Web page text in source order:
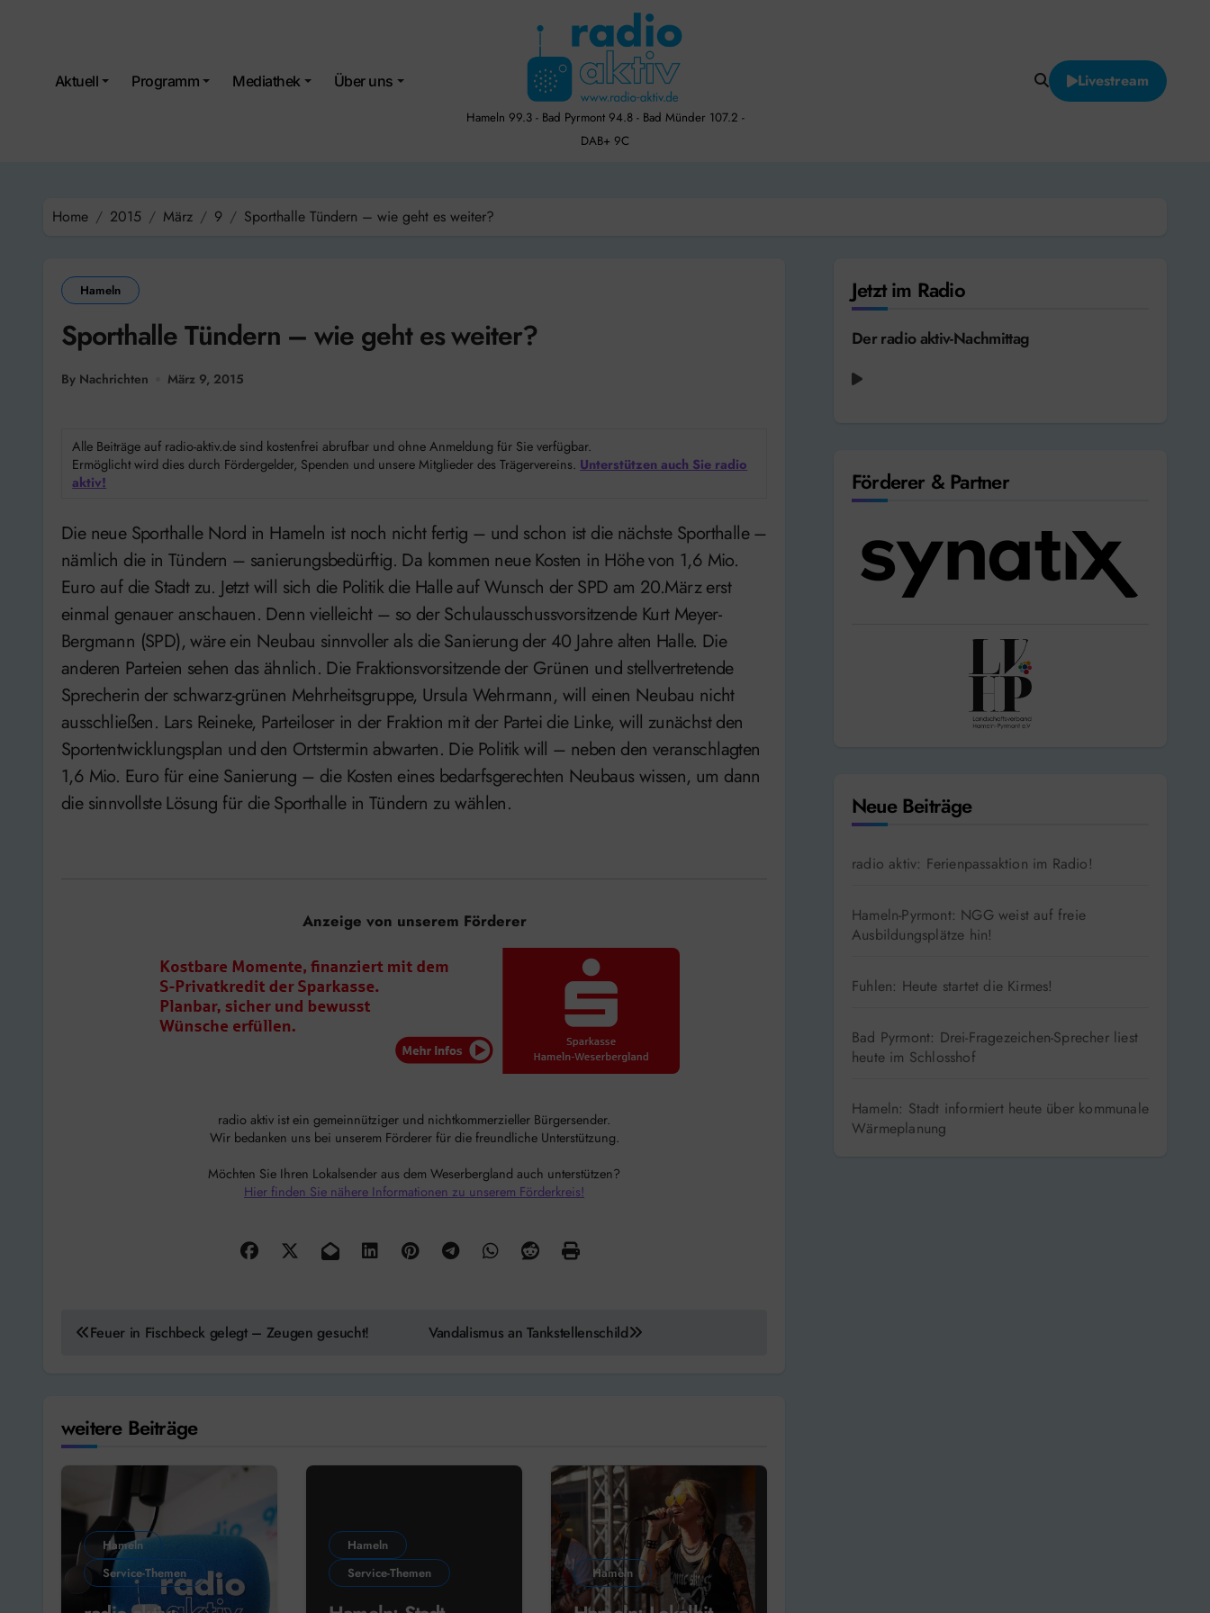
Aktuell Programm Mediathek Über uns
Hameln 99.3 - Bad Pyrmont 94.8 - Bad Münder 107.2 -
DAB+ 9C
Livestream
Home 2015 März 9 Sporthalle Tündern – wie geht es weiter?
Hameln
Sporthalle Tündern – wie geht es weiter?
By Nachrichten März 9, 2015
Alle Beiträge auf radio-aktiv.de sind kostenfrei abrufbar und ohne Anmeldung für Sie verfügbar.
Ermöglicht wird dies durch Fördergelder, Spenden und unsere Mitglieder des Trägervereins. Unterstützen auch Sie radio
aktiv!
Die neue Sporthalle Nord in Hameln ist noch nicht fertig – und schon ist die nächste Sporthalle –
nämlich die in Tündern – sanierungsbedürftig. Da kommen neue Kosten in Höhe von 1,6 Mio.
Euro auf die Stadt zu. Jetzt will sich die Politik die Halle auf Wunsch der SPD am 20.März erst
einmal genauer anschauen. Denn vielleicht – so der Schulausschussvorsitzende Kurt Meyer-
Bergmann (SPD), wäre ein Neubau sinnvoller als die Sanierung der 40 Jahre alten Halle. Die
anderen Parteien sehen das ähnlich. Die Fraktionsvorsitzende der Grünen und stellvertretende
Sprecherin der schwarz-grünen Mehrheitsgruppe, Ursula Wehrmann, will einen Neubau nicht
ausschließen. Lars Reineke, Parteiloser in der Fraktion mit der Partei die Linke, will zunächst den
Sportentwicklungsplan und den Ortstermin abwarten. Die Politik will – neben den veranschlagten
1,6 Mio. Euro für eine Sanierung – die Kosten eines bedarfsgerechten Neubaus wissen, um dann
die sinnvollste Lösung für die Sporthalle in Tündern zu wählen.
Anzeige von unserem Förderer
radio aktiv ist ein gemeinnütziger und nichtkommerzieller Bürgersender.
Wir bedanken uns bei unserem Förderer für die freundliche Unterstützung.
Möchten Sie Ihren Lokalsender aus dem Weserbergland auch unterstützen?
Hier finden Sie nähere Informationen zu unserem Förderkreis!
Beitragsnavigation
Feuer in Fischbeck gelegt – Zeugen gesucht! Vandalismus an Tankstellenschild
weitere Beiträge
Hameln
Service-Themen
Hameln
Service-Themen
Hameln
Jetzt im Radio
Der radio aktiv-Nachmittag
Förderer & Partner
Neue Beiträge
radio aktiv: Ferienpassaktion im Radio!
Hameln-Pyrmont: NGG weist auf freie
Ausbildungsplätze hin!
Fuhlen: Heute startet die Kirmes!
Bad Pyrmont: Drei-Fragezeichen-Sprecher liest
heute im Schlosshof
Hameln: Stadt informiert heute über kommunale
Wärmeplanung